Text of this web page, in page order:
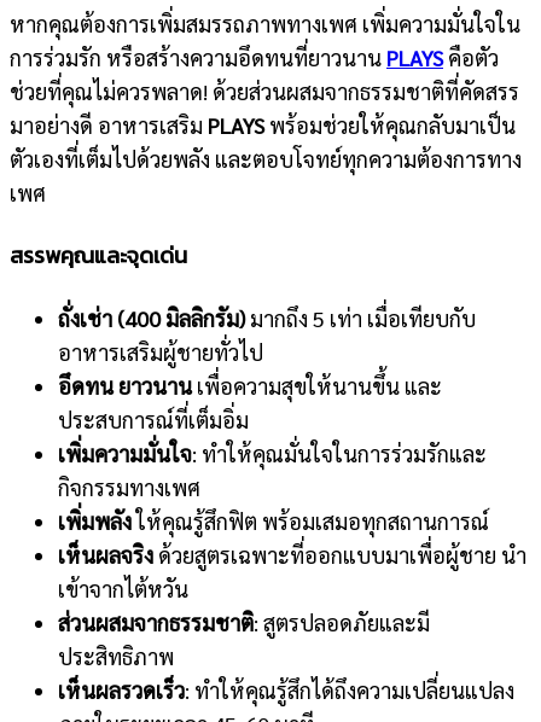
หากคุณต้องการเพิ่มสมรรถภาพทางเพศ เพิ่มความมั่นใจใน
การร่วมรัก หรือสร้างความอึดทนที่ยาวนาน PLAYSคือตัว
ช่วยที่คุณไม่ควรพลาด! ด้วยส่วนผสมจากธรรมชาติที่คัดสรร
มาอย่างดี อาหารเสริม PLAYSพร้อมช่วยให้คุณกลับมาเป็น
ตัวเองที่เต็มไปด้วยพลัง และตอบโจทย์ทุกความต้องการทาง
เพศ
สรรพคุณและจุดเด่น
ถั่งเช่า (400 มิลลิกรัม)มากถึง 5 เท่า เมื่อเทียบกับ
อาหารเสริมผู้ชายทั่วไป
อึดทน ยาวนานเพื่อความสุขให้นานขึ้น และ
ประสบการณ์ที่เต็มอิ่ม
เพิ่มความมั่นใจ: ทำให้คุณมั่นใจในการร่วมรักและ
กิจกรรมทางเพศ
เพิ่มพลังให้คุณรู้สึกฟิต พร้อมเสมอทุกสถานการณ์
เห็นผลจริง ด้วยสูตรเฉพาะที่ออกแบบมาเพื่อผู้ชาย นำ
เข้าจากไต้หวัน
ส่วนผสมจากธรรมชาติ: สูตรปลอดภัยและมี
ประสิทธิภาพ
เห็นผลรวดเร็ว: ทำให้คุณรู้สึกได้ถึงความเปลี่ยนแปลง